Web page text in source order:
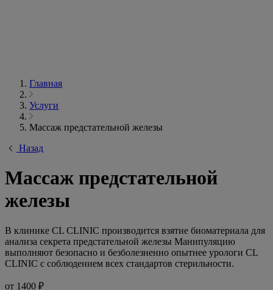
Главная
Услуги
Массаж предстательной железы
Назад
Массаж предстательной
железы
В клинике CL CLINIC производится взятие биоматериала для
анализа секрета предстательной железы Манипуляцию
выполняют безопасно и безболезненно опытнее урологи CL
CLINIC с соблюдением всех стандартов стерильности.
от 1400 ₽